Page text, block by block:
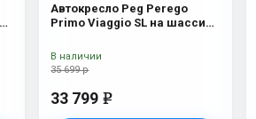
Автокресло Peg Perego
Primo Viaggio SL на шасси
White/Black) Riviera
35 699 р
33 799 e
В наличии